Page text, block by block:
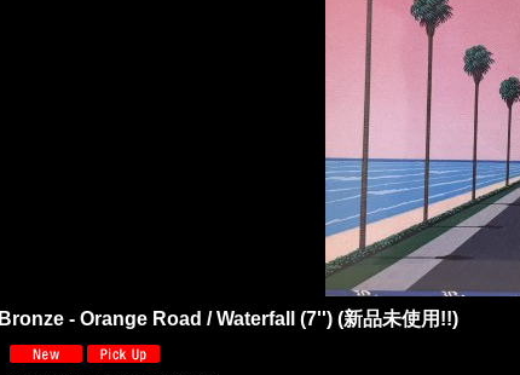
Bronze - Orange Road / Waterfall (7'') (新品未使用!!)